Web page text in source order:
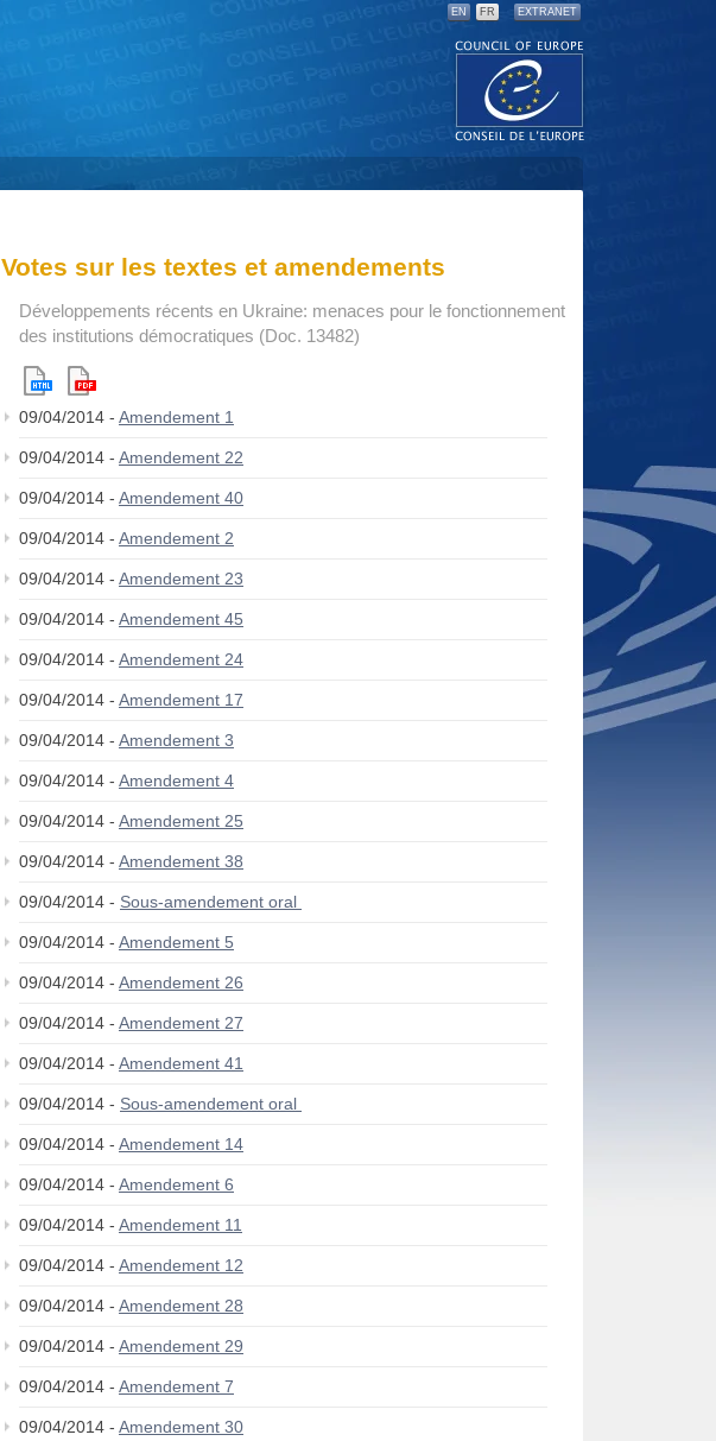
EN FR EXTRANET
Votes sur les textes et amendements
Développements récents en Ukraine: menaces pour le fonctionnement
des institutions démocratiques (Doc. 13482)
09/04/2014 - Amendement 1
09/04/2014 - Amendement 22
09/04/2014 - Amendement 40
09/04/2014 - Amendement 2
09/04/2014 - Amendement 23
09/04/2014 - Amendement 45
09/04/2014 - Amendement 24
09/04/2014 - Amendement 17
09/04/2014 - Amendement 3
09/04/2014 - Amendement 4
09/04/2014 - Amendement 25
09/04/2014 - Amendement 38
09/04/2014 - Sous-amendement oral
09/04/2014 - Amendement 5
09/04/2014 - Amendement 26
09/04/2014 - Amendement 27
09/04/2014 - Amendement 41
09/04/2014 - Sous-amendement oral
09/04/2014 - Amendement 14
09/04/2014 - Amendement 6
09/04/2014 - Amendement 11
09/04/2014 - Amendement 12
09/04/2014 - Amendement 28
09/04/2014 - Amendement 29
09/04/2014 - Amendement 7
09/04/2014 - Amendement 30